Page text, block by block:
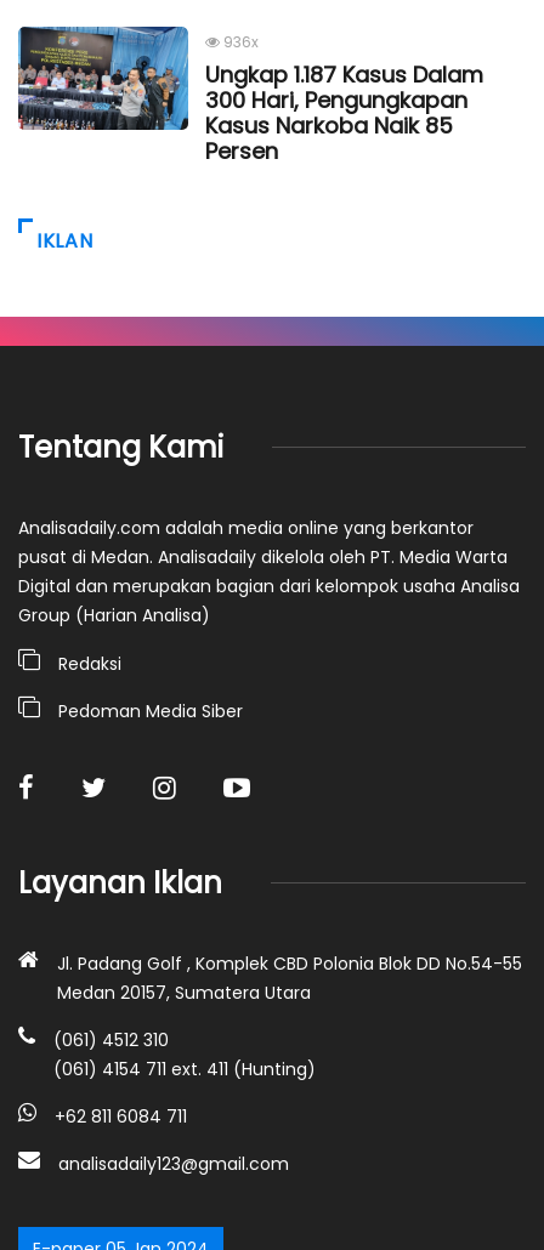
936x
Ungkap 1.187 Kasus Dalam
300 Hari, Pengungkapan
Kasus Narkoba Naik 85
Persen
IKLAN
Tentang Kami
Analisadaily.com adalah media online yang berkantor
pusat di Medan. Analisadaily dikelola oleh PT. Media Warta
Digital dan merupakan bagian dari kelompok usaha Analisa
Group (Harian Analisa)
Redaksi
Pedoman Media Siber
Layanan Iklan
Jl. Padang Golf , Komplek CBD Polonia Blok DD No.54-55
Medan 20157, Sumatera Utara
(061) 4512 310
(061) 4154 711 ext. 411 (Hunting)
+62 811 6084 711
analisadaily123@gmail.com